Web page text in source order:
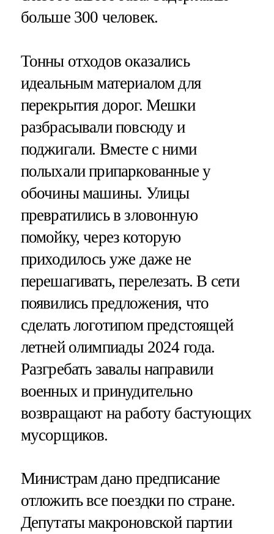
больше 300 человек.
Тонны отходов оказались
идеальным материалом для
перекрытия дорог. Мешки
разбрасывали повсюду и
поджигали. Вместе с ними
полыхали припаркованные у
обочины машины. Улицы
превратились в зловонную
помойку, через которую
приходилось уже даже не
перешагивать, перелезать. В сети
появились предложения, что
сделать логотипом предстоящей
летней олимпиады 2024 года.
Разгребать завалы направили
военных и принудительно
возвращают на работу бастующих
мусорщиков.
Министрам дано предписание
отложить все поездки по стране.
Депутаты макроновской партии